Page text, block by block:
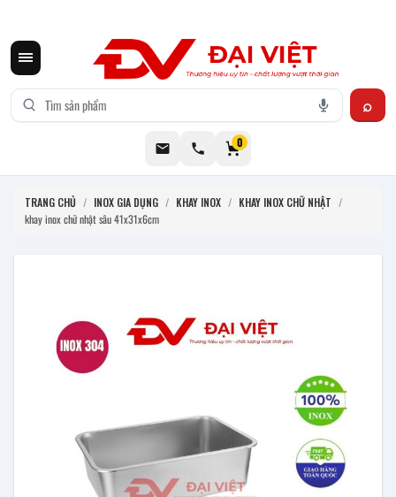
0
TRANG CHỦ / INOX GIA DỤNG / KHAY INOX / KHAY INOX CHỮ NHẬT /
khay inox chữ nhật sâu 41x31x6cm